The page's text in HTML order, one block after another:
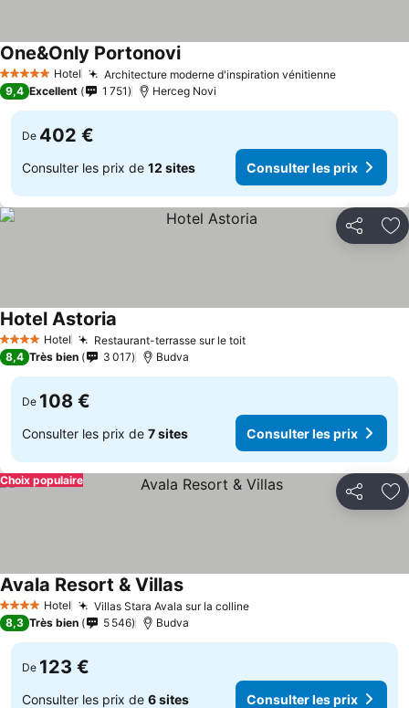
5 Étoiles Hotel Architecture moderne d'inspiration vénitienne
One&Only Portonovi
9,4 Excellent 1 751 Herceg Novi
De 402 €
Consulter les prix de 12 sites Consulter les prix
Partager
4 Étoiles Hotel Restaurant-terrasse sur le toit
Hotel Astoria
8,4 Très bien 3 017 Budva
De 108 €
Consulter les prix de 7 sites Consulter les prix
Partager
Choix populaire
4 Étoiles Hotel Villas Stara Avala sur la colline
Avala Resort & Villas
8,3 Très bien 5 546 Budva
De 123 €
Consulter les prix de 6 sites Consulter les prix